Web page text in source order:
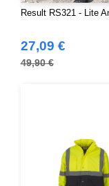
Result RS321 - Lite
27,09 €
49,90 €